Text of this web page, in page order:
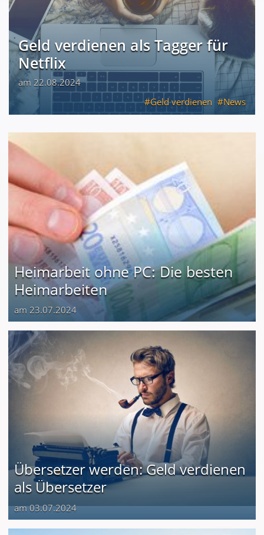
Geld verdienen als Tagger für
Netflix
am 22.08.2024
Geld verdienen
News
Heimarbeit ohne PC: Die besten
Heimarbeiten
am 23.07.2024
Übersetzer werden: Geld verdienen
als Übersetzer
am 03.07.2024